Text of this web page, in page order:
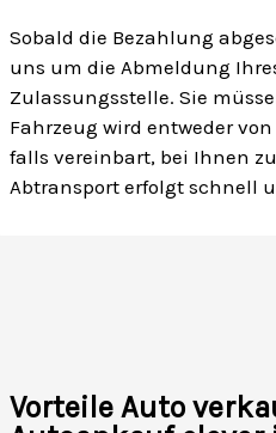
Sobald die Bezahlung
uns um die Abmeldung
Zulassungsstelle. Sie
Fahrzeug wird entweder
falls vereinbart, bei Ihnen
Abtransport erfolgt schnell
Vorteile Auto